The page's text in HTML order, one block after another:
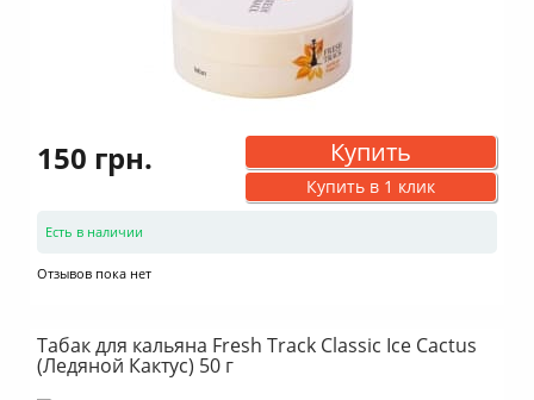
150 грн. Купить
Купить в 1 клик
Есть в наличии
Отзывов пока нет
Табак для кальяна Fresh Track Classic Ice Cactus
(Ледяной Кактус) 50 г